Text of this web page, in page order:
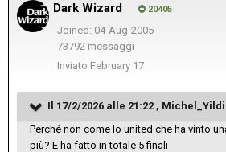
Dark Wizard 20405
Joined: 04-Aug-2005
73792 messaggi
Inviato February 17
Il 17/2/2026 alle 21:22 ,
Perché non come lo united che ha vinto
più? E ha fatto in totale 5 finali